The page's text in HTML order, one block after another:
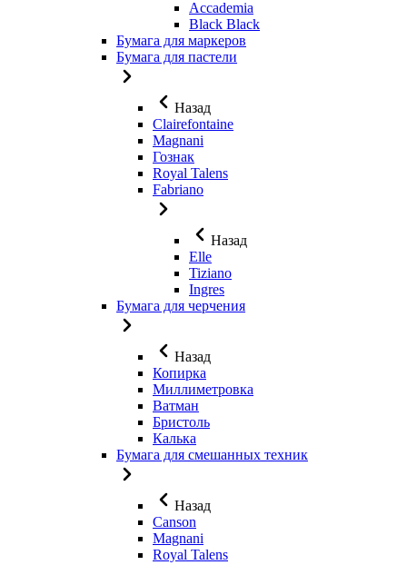
Accademia
Black Black
Бумага для маркеров
Бумага для пастели
Назад
Clairefontaine
Magnani
Гознак
Royal Talens
Fabriano
Назад
Elle
Tiziano
Ingres
Бумага для черчения
Назад
Копирка
Миллиметровка
Ватман
Бристоль
Калька
Бумага для смешанных техник
Назад
Canson
Magnani
Royal Talens